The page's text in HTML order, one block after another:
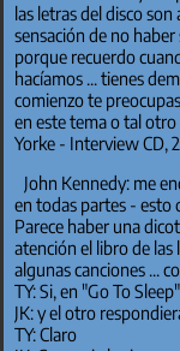
las letras del disco son
sensación de no
porque recuerdo
hacíamos ... tienes
comienzo te
en este tema o tal
Yorke - Interview CD,
John Kennedy: me
en todas partes - esto
Parece haber una
atención el libro de las
algunas canciones ...
TY: Si, en "Go To
JK: y el otro
TY: Claro